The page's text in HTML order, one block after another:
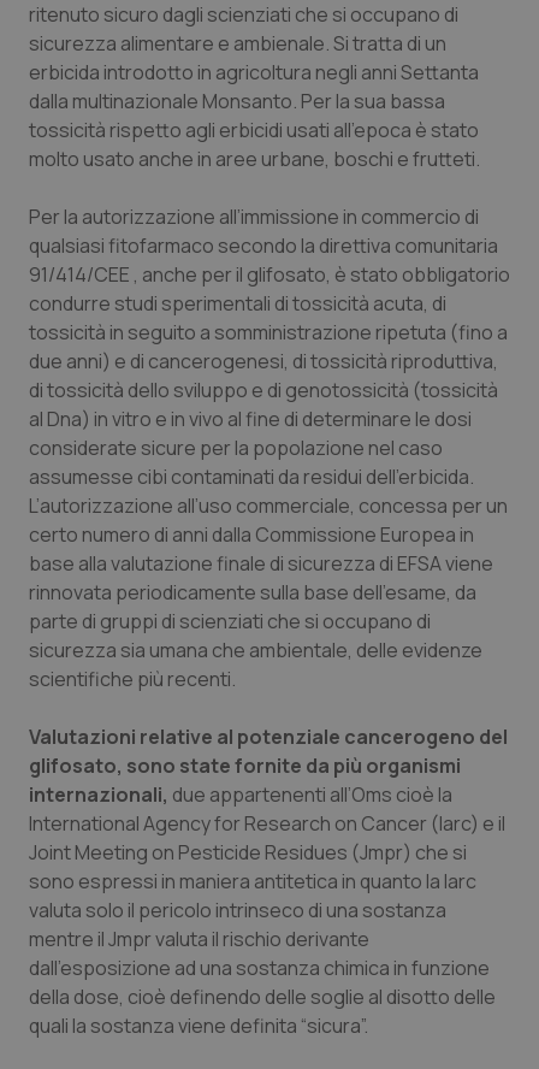
Friuli Venezia Giulia
Lazio
Liguria
Lombardia
Marche
Molise
Piemonte
Provincia Autonoma di Bolzano
Provincia Autonoma di Trento
Puglia
Sardegna
Sicilia
Toscana
Umbria
Valle D’Aosta
Veneto
Dermatite Atopica
Diabete & glucometri
Disturbi dell’umore
Dolore
Donna & Salute
Epatiti
HIV
Infezioni & Febbre
Ipertensione & Scompenso
Malattie rare
Malattia di Crohn & Rettocolite Ulcerosa
Neuroscienze & patologie neurodegenerative
Obesità
Oftalmologia
Oncodermatologia
Oncoematologia
Oncologia & Nutrizione
ritenuto sicuro dagli scienziati che si occupano di
sicurezza alimentare e ambienale. Si tratta di un
erbicida introdotto in agricoltura negli anni Settanta
dalla multinazionale Monsanto. Per la sua bassa
tossicità rispetto agli erbicidi usati all’epoca è stato
molto usato anche in aree urbane, boschi e frutteti.
Per la autorizzazione all’immissione in commercio di
qualsiasi fitofarmaco secondo la direttiva comunitaria
91/414/CEE , anche per il glifosato, è stato obbligatorio
condurre studi sperimentali di tossicità acuta, di
tossicità in seguito a somministrazione ripetuta (fino a
due anni) e di cancerogenesi, di tossicità riproduttiva,
di tossicità dello sviluppo e di genotossicità (tossicità
al Dna) in vitro e in vivo al fine di determinare le dosi
considerate sicure per la popolazione nel caso
assumesse cibi contaminati da residui dell’erbicida.
L’autorizzazione all’uso commerciale, concessa per un
certo numero di anni dalla Commissione Europea in
base alla valutazione finale di sicurezza di EFSA viene
rinnovata periodicamente sulla base dell’esame, da
parte di gruppi di scienziati che si occupano di
sicurezza sia umana che ambientale, delle evidenze
scientifiche più recenti.
Valutazioni relative al potenziale cancerogeno del
glifosato, sono state fornite da più organismi
internazionali, due appartenenti all’Oms cioè la
International Agency for Research on Cancer (Iarc) e il
Joint Meeting on Pesticide Residues (Jmpr) che si
sono espressi in maniera antitetica in quanto la Iarc
valuta solo il pericolo intrinseco di una sostanza
mentre il Jmpr valuta il rischio derivante
dall’esposizione ad una sostanza chimica in funzione
della dose, cioè definendo delle soglie al disotto delle
quali la sostanza viene definita “sicura”.